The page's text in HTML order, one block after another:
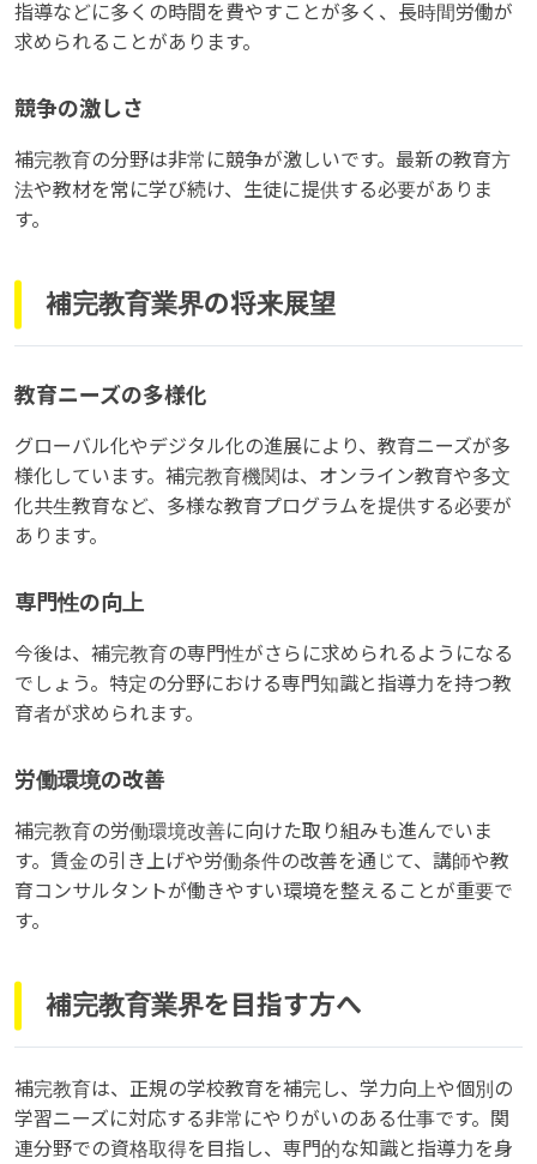
指導などに多くの時間を費やすことが多く、長時間労働が
求められることがあります。
競争の激しさ
補完教育の分野は非常に競争が激しいです。最新の教育方
法や教材を常に学び続け、生徒に提供する必要がありま
す。
補完教育業界の将来展望
教育ニーズの多様化
グローバル化やデジタル化の進展により、教育ニーズが多
様化しています。補完教育機関は、オンライン教育や多文
化共生教育など、多様な教育プログラムを提供する必要が
あります。
専門性の向上
今後は、補完教育の専門性がさらに求められるようになる
でしょう。特定の分野における専門知識と指導力を持つ教
育者が求められます。
労働環境の改善
補完教育の労働環境改善に向けた取り組みも進んでいま
す。賃金の引き上げや労働条件の改善を通じて、講師や教
育コンサルタントが働きやすい環境を整えることが重要で
す。
補完教育業界を目指す方へ
補完教育は、正規の学校教育を補完し、学力向上や個別の
学習ニーズに対応する非常にやりがいのある仕事です。関
連分野での資格取得を目指し、専門的な知識と指導力を身